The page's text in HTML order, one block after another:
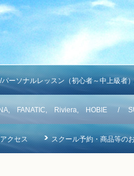
ーソナルレッスン（初心者～中上級者
FANATIC, Riviera, HOBIE /
クセス スクール予約・商品等